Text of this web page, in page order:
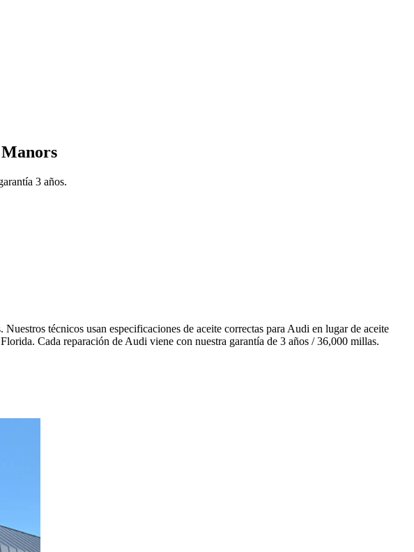
3 años.
técnicos usan especificaciones de aceite correctas para Audi en lugar de aceite
Cada reparación de Audi viene con nuestra garantía de 3 años / 36,000 millas.